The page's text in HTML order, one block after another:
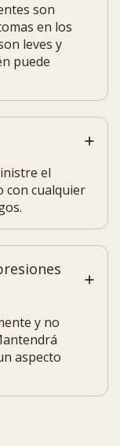
son
en los
leves y
puede
el
con cualquier
y no
aspecto